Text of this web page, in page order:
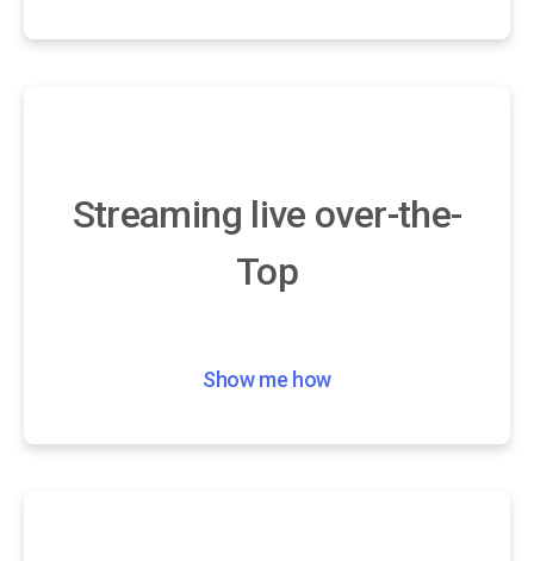
Streaming live over-the-
Top
Show me how